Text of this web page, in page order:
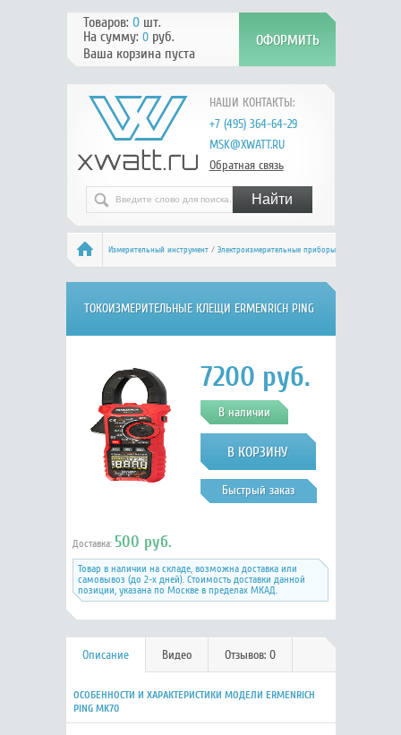
НАШИ КОНТАКТЫ:
+7 (495) 364-64-29
MSK@XWATT.RU
Обратная связь
Товаров: 0шт.
На сумму: 0руб.
Ваша корзина пуста
Измерительный инструмент/ Электроизмерительные приборы
/Токоизмерительные клещи/ Ermenrich Ping MK70
ТОКОИЗМЕРИТЕЛЬНЫЕ КЛЕЩИ ERMENRICH PING
7200 руб.
В наличии
Быстрый заказ
Доставка: 500 руб.
Товар в наличии на складе, возможна доставка или
самовывоз (до 2-х дней). Стоимость доставки данной
позиции, указана по Москве в пределах МКАД.
Описание Видео Отзывов: 0
ОСОБЕННОСТИ И ХАРАКТЕРИСТИКИ МОДЕЛИ ERMENRICH
PING MK70